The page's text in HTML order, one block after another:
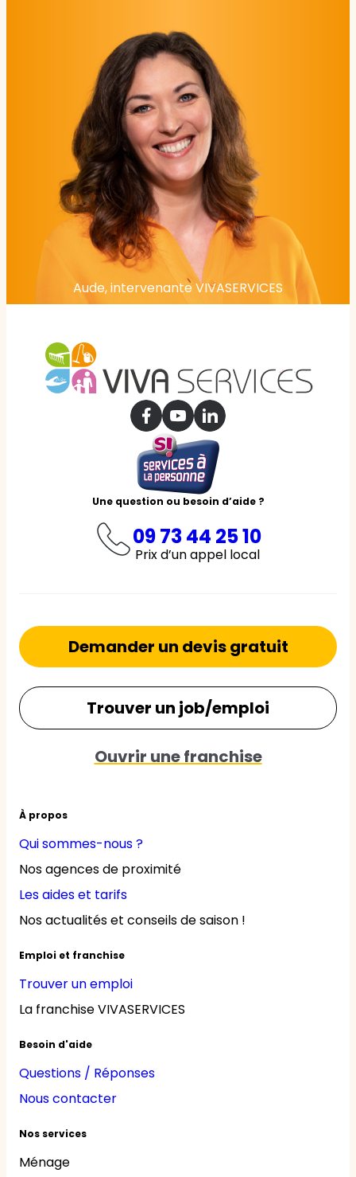
Aude, intervenante VIVASERVICES
Une question ou besoin d’aide ?
09 73 44 25 10
Prix d’un appel local
À propos
Qui sommes-nous ?
Nos agences de proximité
Les aides et tarifs
Nos actualités et conseils de saison !
Emploi et franchise
Trouver un emploi
La franchise VIVASERVICES
Besoin d'aide
Questions / Réponses
Nous contacter
Nos services
Ménage
Demander un devis gratuit
Trouver un job/emploi
Ouvrir une franchise